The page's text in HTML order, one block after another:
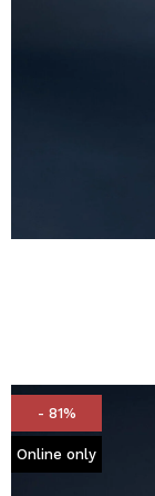
- 81%
Online only